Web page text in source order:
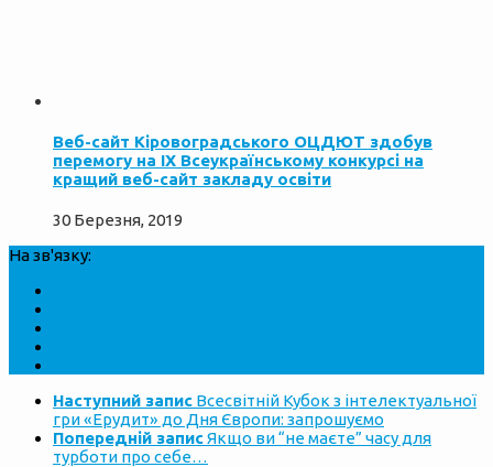
Веб-сайт Кіровоградського ОЦДЮТ здобув
перемогу на ІХ Всеукраїнському конкурсі на
кращий веб-сайт закладу освіти
30 Березня, 2019
На зв'язку:
Наступний запис Всесвітній Кубок з інтелектуальної
гри «Ерудит» до Дня Європи: запрошуємо
Попередній записЯкщо ви “не маєте” часу для
турботи про себе…